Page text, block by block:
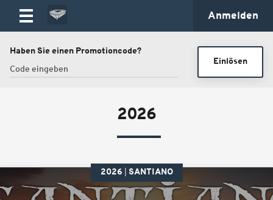
Anmelden
Haben Sie einen Promotioncode?
Einlösen
2026
2026 SANTIANO